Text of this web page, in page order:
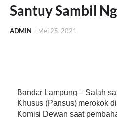
Santuy Sambil
ADMIN - Mei 25, 2021
Bandar Lampung – Salah
Khusus (Pansus) merokok
Komisi Dewan saat